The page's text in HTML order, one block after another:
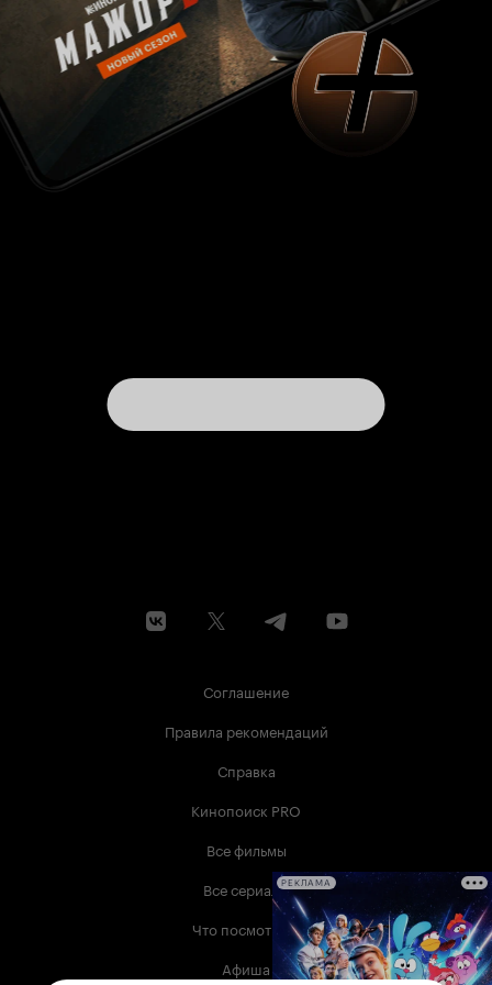
Соглашение
Правила рекомендаций
Справка
Кинопоиск PRO
Все фильмы
Все сериалы
Что посмотреть
Афиша
РЕКЛАМА